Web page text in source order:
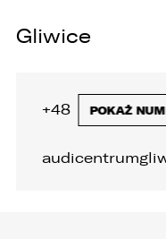
Gliwice
POKAŻ
+48 32 335 92